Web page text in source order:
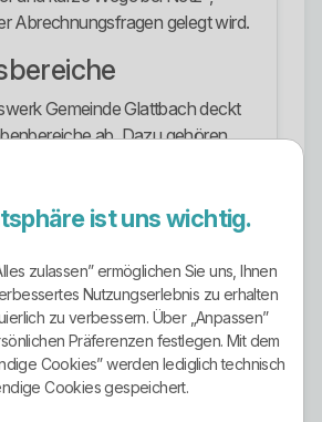
Abrechnungsfragen gelegt wird.
Gemeinde Glattbach deckt
ab. Dazu gehören
für Haushalte und weitere
im Netzgebiet
Leistungen
Themen
und technische Bearbeitung
für PV-Anlagen
ist uns wichtig.
zulassen” ermöglichen Sie uns, Ihnen
Nutzungserlebnis zu erhalten
zu verbessern. Über „Anpassen”
Präferenzen festlegen. Mit dem
Cookies” werden lediglich technisch
Cookies gespeichert.